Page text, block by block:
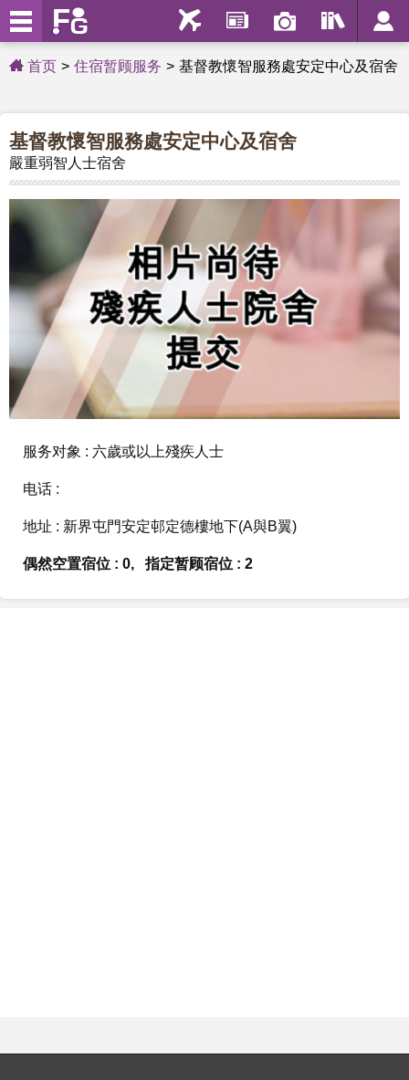
首页 住宿暂顾服务 基督教懷智服務處安定中心及宿舍
基督教懷智服務處安定中心及宿舍
嚴重弱智人士宿舍
服务对象 : 六歲或以上殘疾人士
电话 :
地址 : 新界屯門安定邨定德樓地下(A與B翼)
偶然空置宿位 : 0, 指定暂顾宿位 : 2